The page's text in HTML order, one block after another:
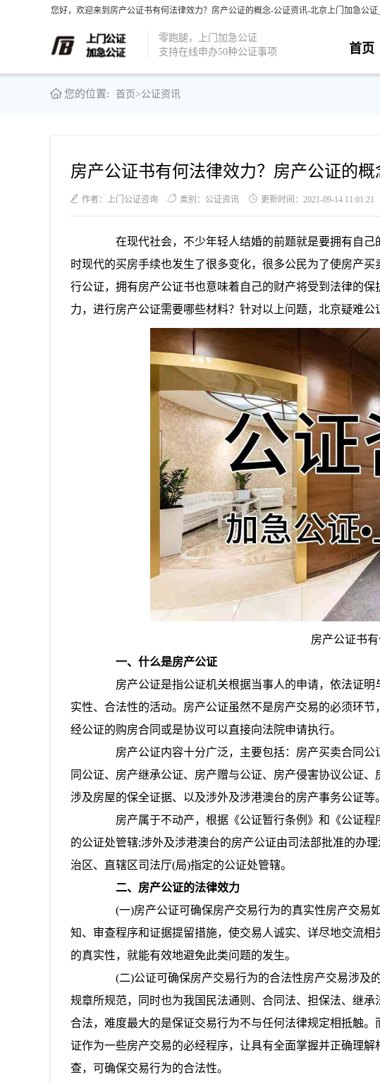
您好，欢迎来到房产公证书有何法律效力？房产公证的概念-公证资讯-北京上门加急公
零跑腿，上门加急公证
支持在线申办50种公证事项
首页
您的位置: 首页>公证资讯
房产公证书有何法律效力？房产公证的概
作者：上门公证咨询 类别：公证资讯 更新时间：2021-09-14 11:01:21
在现代社会，不少年轻人结婚的前题就是要拥有自己
时现代的买房手续也发生了很多变化，很多公民为了使房产
行公证，拥有房产公证书也意味着自己的财产将受到法律的
力，进行房产公证需要哪些材料？针对以上问题，北京疑难公
房产公证书
一、什么是房产公证
房产公证是指公证机关根据当事人的申请，依法证明
实性、合法性的活动。房产公证虽然不是房产交易的必须环
经公证的购房合同或是协议可以直接向法院申请执行。
房产公证内容十分广泛，主要包括：房产买卖合同公
同公证、房产继承公证、房产赠与公证、房产侵害协议公证
涉及房屋的保全证据、以及涉外及涉港澳台的房产事务公证等。
房产属于不动产，根据《公证暂行条例》和《公证程
的公证处管辖;涉外及涉港澳台的房产公证由司法部批准的办
治区、直辖区司法厅(局)指定的公证处管辖。
二、房产公证的法律效力
(一)房产公证可确保房产交易行为的真实性房产交易
知、审查程序和证据提留措施，使交易人诚实、详尽地交流
的真实性，就能有效地避免此类问题的发生。
(二)公证可确保房产交易行为的合法性房产交易涉及
规章所规范，同时也为我国民法通则、合同法、担保法、继
合法，难度最大的是保证交易行为不与任何法律规定相抵触
证作为一些房产交易的必经程序，让具有全面掌握并正确理
查，可确保交易行为的合法性。